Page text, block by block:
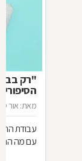
"רק
מאת: אור
עבודת
עם מה הם